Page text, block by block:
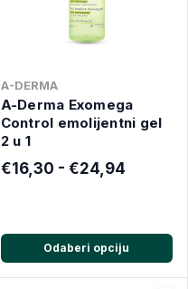
A-DERMA
A-Derma Exomega
Control emolijentni gel
2 u 1
€16,30 - €24,94
Odaberi opciju